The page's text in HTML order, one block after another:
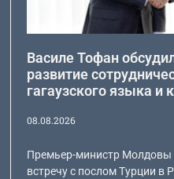
Василе Тофан
развитие
гагаузского языка и
08.08.2026
Премьер-министр Молдовы
встречу с послом Турции в